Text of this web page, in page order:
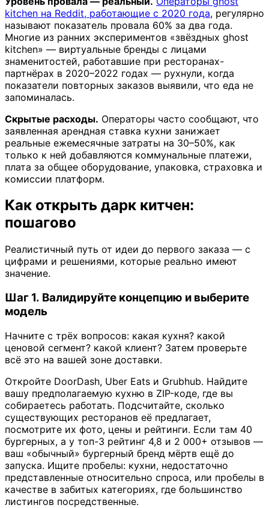
kitchen на Reddit, работающие с 2020 года, регулярно
называют показатель провала 60% за два года.
Многие из ранних экспериментов «звёздных ghost
kitchen» — виртуальные бренды с лицами
знаменитостей, работавшие при ресторанах-
партнёрах в 2020–2022 годах — рухнули, когда
показатели повторных заказов выявили, что еда не
запоминалась.
Скрытые расходы. Операторы часто сообщают, что
заявленная арендная ставка кухни занижает
реальные ежемесячные затраты на 30–50%, как
только к ней добавляются коммунальные платежи,
плата за общее оборудование, упаковка, страховка и
комиссии платформ.
Как открыть дарк китчен:
пошагово
Реалистичный путь от идеи до первого заказа — с
цифрами и решениями, которые реально имеют
значение.
Шаг 1. Валидируйте концепцию и выберите
модель
Начните с трёх вопросов: какая кухня? какой
ценовой сегмент? какой клиент? Затем проверьте
всё это на вашей зоне доставки.
Откройте DoorDash, Uber Eats и Grubhub. Найдите
вашу предполагаемую кухню в ZIP-коде, где вы
собираетесь работать. Подсчитайте, сколько
существующих ресторанов её предлагает,
посмотрите их фото, цены и рейтинги. Если там 40
бургерных, а у топ-3 рейтинг 4,8 и 2 000+ отзывов —
ваш «обычный» бургерный бренд мёртв ещё до
запуска. Ищите пробелы: кухни, недостаточно
представленные относительно спроса, или пробелы в
качестве в забитых категориях, где большинство
листингов посредственные.